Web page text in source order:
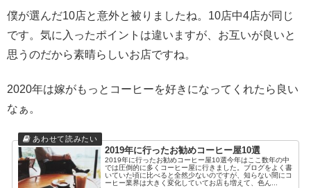
僕が選んだ10店と意外と被りましたね。10店中4店が同じ
です。気に入ったポイントは違いますが、お互いが良いと
思うのだから素晴らしいお店ですね。
2020年は嫁がもっとコーヒーを好きになってくれたら良い
なぁ。
2019年に行ったお勧めコーヒー屋10選
2019年に行ったお勧めコーヒー屋10選今年はここ数年の中
では圧倒的に多くコーヒー屋に行きました。ブログをよく書
いていた頃に比べると全然少ないのですが、知らない間にコ
ーヒー業界は大きく変化していてお店も増えて、色ん...